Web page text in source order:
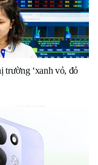
trường ‘xanh vỏ, đỏ